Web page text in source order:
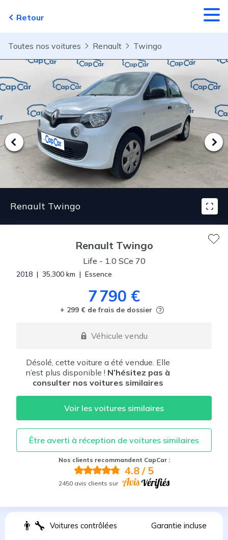
Retour
Toutes nos voitures Renault Twingo
Renault Twingo
Renault Twingo
Life - 1.0 SCe 70
2018 | 35,300 km | Essence
7 790 €
+ 299 € de frais de dossier
Véhicule vendu
Désolé, cette voiture a été vendue. Elle
n’est plus disponible ! N’hésitez pas à
consulter nos voitures similaires
Voir les voitures similaires
Être averti à réception de voitures similaires
Nos clients recommandent CapCar :
4.8/ 5
2450 avis clients sur
👨 Voitures contrôlées Garantie incluse